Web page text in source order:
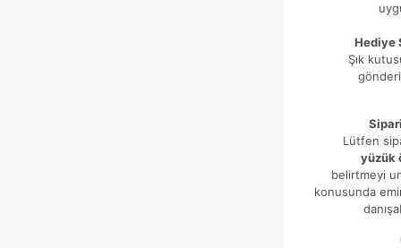
Hediye
Şık
Lütfen
yüzük
belirtmeyi
konusunda